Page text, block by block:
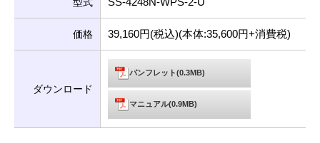
価格 39,160円(税込)(本体:35,600円+消費税)
ダウンロード
パンフレット(0.3MB)
マニュアル(0.9MB)